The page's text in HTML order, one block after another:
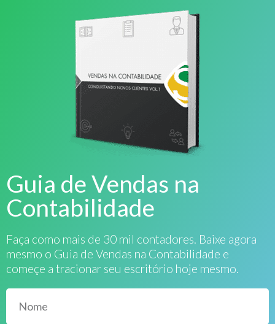
Guia de Vendas na
Contabilidade
Faça como mais de 30 mil contadores. Baixe agora
mesmo o Guia de Vendas na Contabilidade e
começe a tracionar seu escritório hoje mesmo.